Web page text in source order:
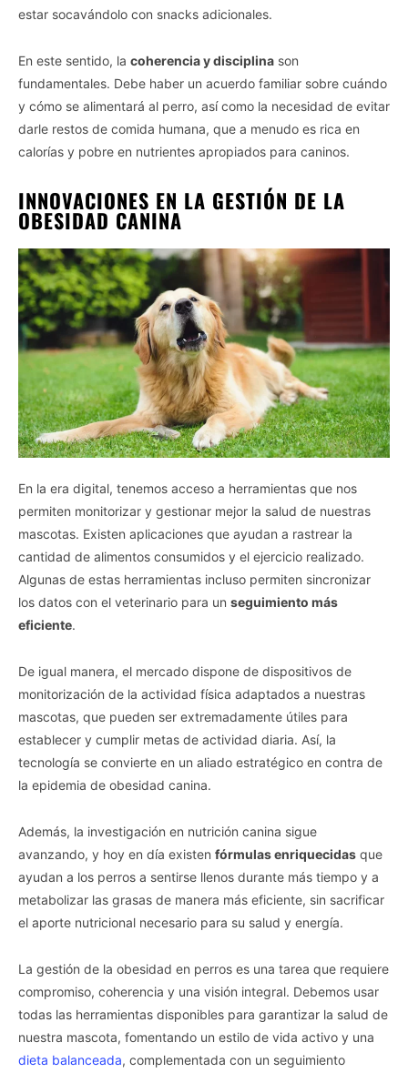
estar socavándolo con snacks adicionales.
En este sentido, la coherencia y disciplina son
fundamentales. Debe haber un acuerdo familiar sobre cuándo
y cómo se alimentará al perro, así como la necesidad de evitar
darle restos de comida humana, que a menudo es rica en
calorías y pobre en nutrientes apropiados para caninos.
INNOVACIONES EN LA GESTIÓN DE LA
OBESIDAD CANINA
En la era digital, tenemos acceso a herramientas que nos
permiten monitorizar y gestionar mejor la salud de nuestras
mascotas. Existen aplicaciones que ayudan a rastrear la
cantidad de alimentos consumidos y el ejercicio realizado.
Algunas de estas herramientas incluso permiten sincronizar
los datos con el veterinario para un seguimiento más
eficiente.
De igual manera, el mercado dispone de dispositivos de
monitorización de la actividad física adaptados a nuestras
mascotas, que pueden ser extremadamente útiles para
establecer y cumplir metas de actividad diaria. Así, la
tecnología se convierte en un aliado estratégico en contra de
la epidemia de obesidad canina.
Además, la investigación en nutrición canina sigue
avanzando, y hoy en día existen fórmulas enriquecidas que
ayudan a los perros a sentirse llenos durante más tiempo y a
metabolizar las grasas de manera más eficiente, sin sacrificar
el aporte nutricional necesario para su salud y energía.
La gestión de la obesidad en perros es una tarea que requiere
compromiso, coherencia y una visión integral. Debemos usar
todas las herramientas disponibles para garantizar la salud de
nuestra mascota, fomentando un estilo de vida activo y una
dieta balanceada, complementada con un seguimiento